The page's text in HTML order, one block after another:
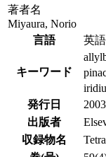
著者名
Miyaura, Norio
言語
英語
キーワード
発行日
出版者
収録物名